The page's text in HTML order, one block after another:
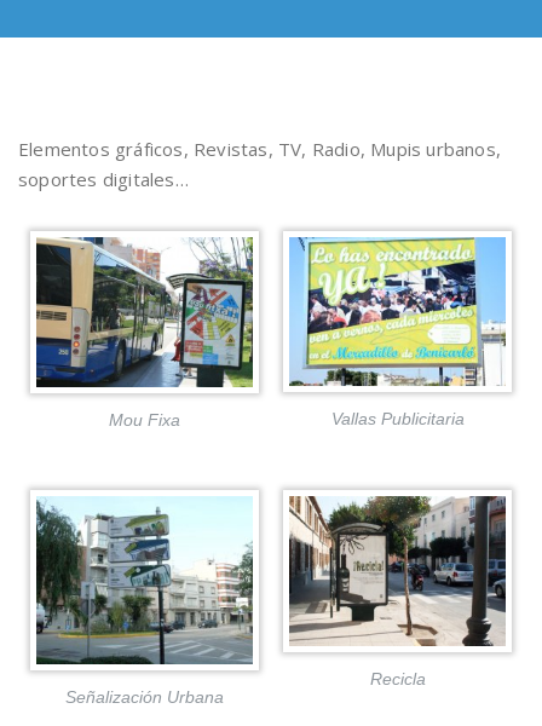
Elementos gráficos, Revistas, TV, Radio, Mupis urbanos,
soportes digitales…
Mou Fixa Vallas Publicitaria
Señalización Urbana
Recicla